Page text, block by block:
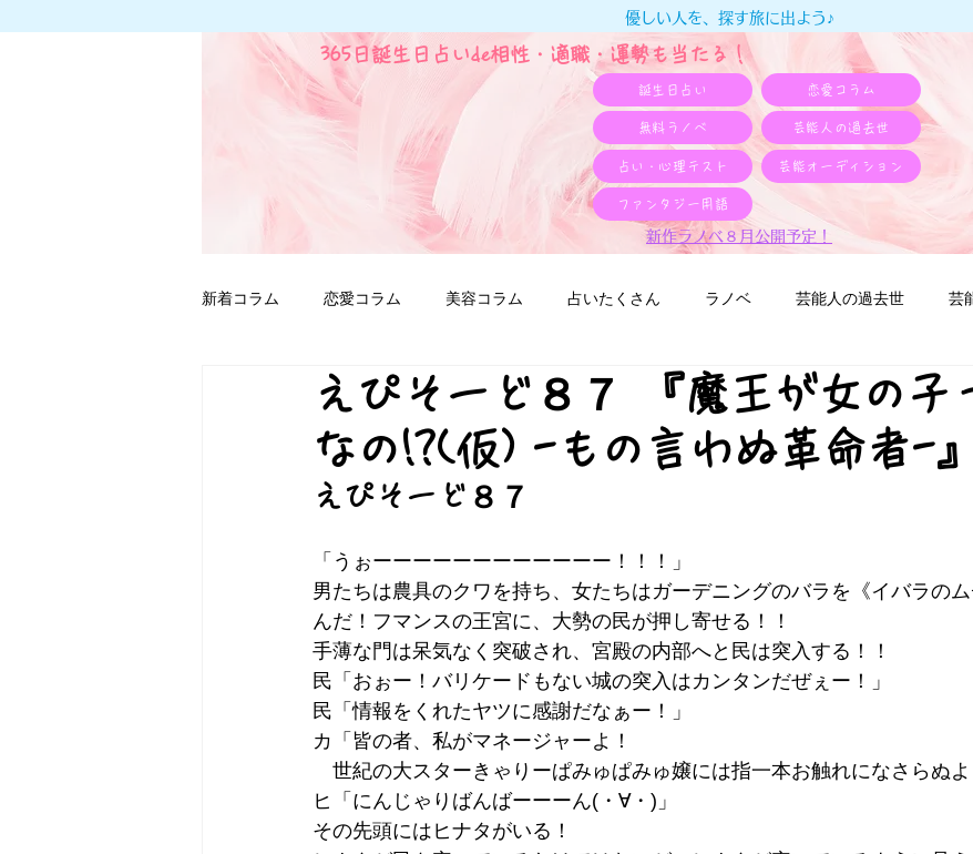
365日誕生日占いde相性・適職・​運勢も当たる！
優しい人を、探す旅に出よう♪
誕生日占い 恋愛コラム
無料ラノベ 芸能人の過去世
占い・心理テスト 芸能オーディション
ファンタジー用語
新作ラノベ８月公開予定！
新着コラム 恋愛コラム 美容コラム 占いたくさん ラノベ 芸能人の過去世 芸
ファンタジー用語えぴそーど８７ 『魔王が女の子
なの!?(仮) -もの言わぬ革命者-』
えぴそーど８７
「うぉーーーーーーーーーーーー！！！」
男たちは農具のクワを持ち、女たちはガーデニングのバラを《イバラの
んだ！フマンスの王宮に、大勢の民が押し寄せる！！
手薄な門は呆気なく突破され、宮殿の内部へと民は突入する！！
民「おぉー！バリケードもない城の突入はカンタンだぜぇー！」
民「情報をくれたヤツに感謝だなぁー！」
カ「皆の者、私がマネージャーよ！
世紀の大スターきゃりーぱみゅぱみゅ嬢には指一本お触れになさらぬよ
ヒ「にんじゃりばんばーーーん(・∀・)」
その先頭にはヒナタがいる！